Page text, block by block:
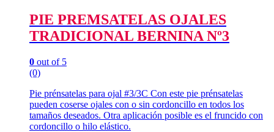
PIE PREMSATELAS OJALES
TRADICIONAL BERNINA Nº3
0 out of 5
(0)
Pie prénsatelas para ojal #3/3C Con este pie prénsatelas
pueden coserse ojales con o sin cordoncillo en todos los
tamaños deseados. Otra aplicación posible es el fruncido con
cordoncillo o hilo elástico.